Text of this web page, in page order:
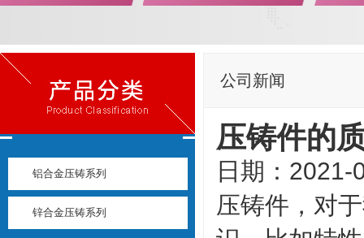
铝合金压铸系列
锌合金压铸系列
公司新闻
压铸件的
日期：2021-
压铸件，对